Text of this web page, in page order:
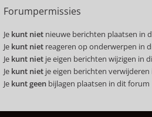
Forumpermissies
Je kunt niet nieuwe berichten plaatsen in
Je kunt niet reageren op onderwerpen in
Je kunt niet je eigen berichten wijzigen in
Je kunt niet je eigen berichten
Je kunt geen bijlagen plaatsen in dit forum